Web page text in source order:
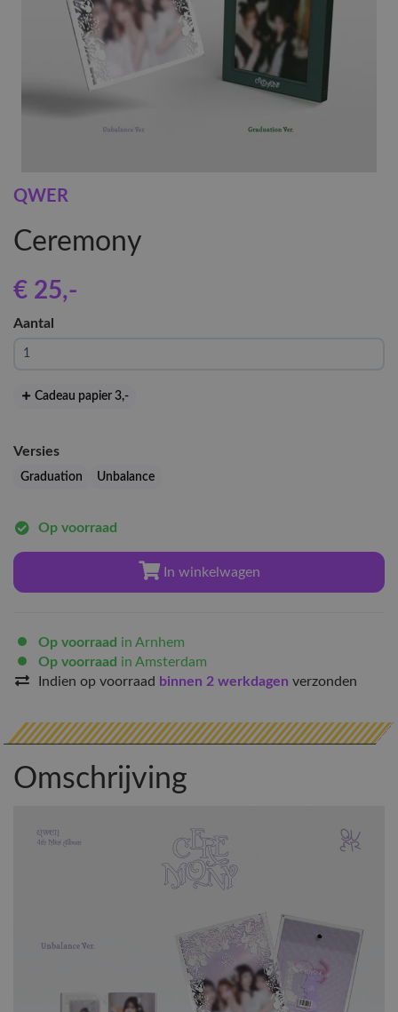
QWER
Ceremony
€ 25,-
Aantal
Cadeau papier 3,-
Versies
Graduation Unbalance
Op voorraad
In winkelwagen
Op voorraad in Arnhem
Op voorraad in Amsterdam
Indien op voorraad binnen 2 werkdagen verzonden
Omschrijving